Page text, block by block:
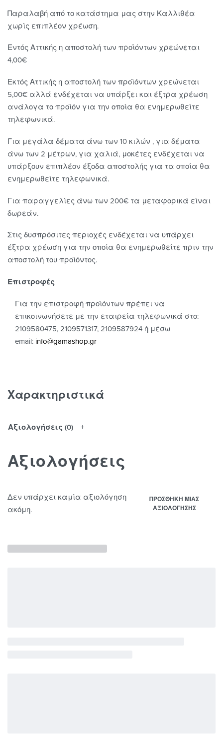
Παραλαβή από το κατάστημα μας στην Καλλιθέα
χωρίς επιπλέον χρέωση.
Εντός Αττικής η αποστολή των προϊόντων χρεώνεται
4,00€
Εκτός Αττικής η αποστολή των προϊόντων χρεώνεται
5,00€ αλλά ενδέχεται να υπάρξει και έξτρα χρέωση
ανάλογα το προϊόν για την οποία θα ενημερωθείτε
τηλεφωνικά.
Για μεγάλα δέματα άνω των 10 κιλών , για δέματα
άνω των 2 μέτρων, για χαλιά, μοκέτες ενδέχεται να
υπάρξουν επιπλέον έξοδα αποστολής για τα οποία θα
ενημερωθείτε τηλεφωνικά.
Για παραγγελίες άνω των 200€ τα μεταφορικά είναι
δωρεάν.
Στις δυσπρόσιτες περιοχές ενδέχεται να υπάρχει
έξτρα χρέωση για την οποία θα ενημερωθείτε πριν την
αποστολή του προϊόντος.
Επιστροφές
Για την επιστροφή προϊόντων πρέπει να
επικοινωνήσετε με την εταιρεία τηλεφωνικά στο:
2109580475, 2109571317, 2109587924 ή μέσω
email: info@gamashop.gr
Χαρακτηριστικά
Αξιολογήσεις (0)
Αξιολογήσεις
Δεν υπάρχει καμία αξιολόγηση
ακόμη.
ΠΡΟΣΘΉΚΗ ΜΊΑΣ
ΑΞΙΟΛΌΓΗΣΗΣ